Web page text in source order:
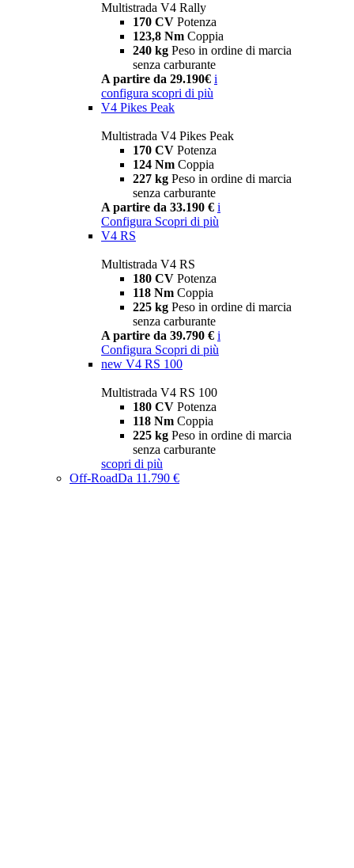
Multistrada V4 Rally
170 CV Potenza
123,8 Nm Coppia
240 kg Peso in ordine di marcia
senza carburante
A partire da 29.190€ i
configura scopri di più
V4 Pikes Peak
Multistrada V4 Pikes Peak
170 CV Potenza
124 Nm Coppia
227 kg Peso in ordine di marcia
senza carburante
A partire da 33.190 € i
Configura Scopri di più
V4 RS
Multistrada V4 RS
180 CV Potenza
118 Nm Coppia
225 kg Peso in ordine di marcia
senza carburante
A partire da 39.790 € i
Configura Scopri di più
new V4 RS 100
Multistrada V4 RS 100
180 CV Potenza
118 Nm Coppia
225 kg Peso in ordine di marcia
senza carburante
scopri di più
Off-RoadDa 11.790 €